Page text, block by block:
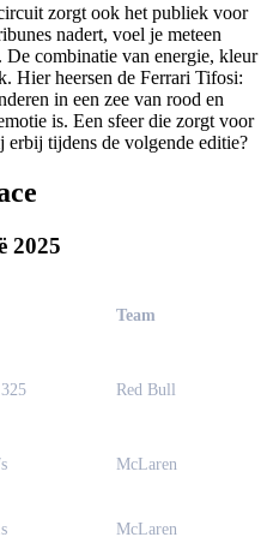
zorgt ook het publiek voor
nadert, voel je meteen
combinatie van energie, kleur
Hier heersen de Ferrari Tifosi:
in een zee van rood en
is. Een sfeer die zorgt voor
tijdens de volgende editie?
2025
Team
Red Bull
McLaren
McLaren